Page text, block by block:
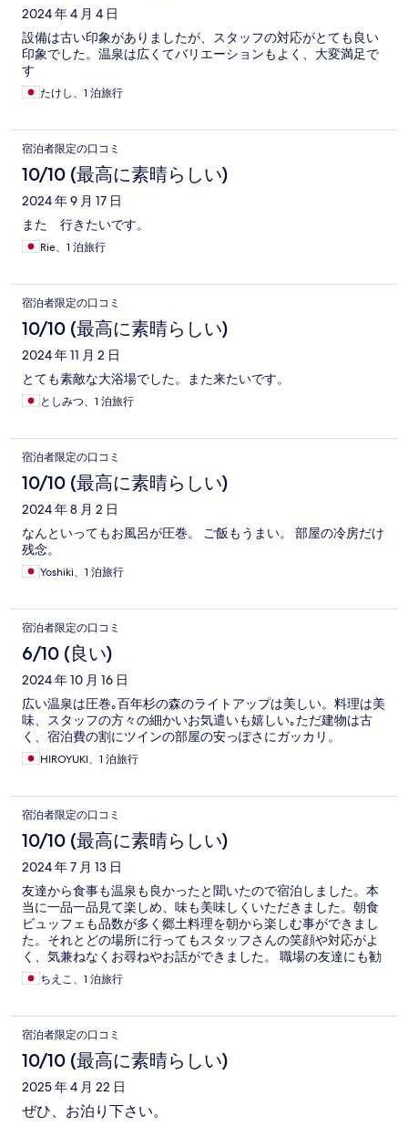
2024 年 4 月 4 日
設備は古い印象がありましたが、スタッフの対応がとても良い
印象でした。温泉は広くてバリエーションもよく、大変満足で
す
たけし、1 泊旅行
宿泊者限定の口コミ
10/10 (最高に素晴らしい)
2024 年 9 月 17 日
また 行きたいです。
Rie、1 泊旅行
宿泊者限定の口コミ
10/10 (最高に素晴らしい)
2024 年 11 月 2 日
とても素敵な大浴場でした。また来たいです。
としみつ、1 泊旅行
宿泊者限定の口コミ
10/10 (最高に素晴らしい)
2024 年 8 月 2 日
なんといってもお風呂が圧巻。 ご飯もうまい。 部屋の冷房だけ
残念。
Yoshiki、1 泊旅行
宿泊者限定の口コミ
6/10 (良い)
2024 年 10 月 16 日
広い温泉は圧巻｡百年杉の森のライトアップは美しい。料理は美
味、スタッフの方々の細かいお気遣いも嬉しい｡ただ建物は古
く、宿泊費の割にツインの部屋の安っぽさにガッカリ。
HIROYUKI、1 泊旅行
宿泊者限定の口コミ
10/10 (最高に素晴らしい)
2024 年 7 月 13 日
友達から食事も温泉も良かったと聞いたので宿泊しました。本
当に一品一品見て楽しめ、味も美味しくいただきました。朝食
ビュッフェも品数が多く郷土料理を朝から楽しむ事ができまし
た。それとどの場所に行ってもスタッフさんの笑顔や対応がよ
く、気兼ねなくお尋ねやお話ができました。 職場の友達にも勧
めました。次回は寒い時期に行こうと思います。有難うござい
ました。
ちえこ、1 泊旅行
宿泊者限定の口コミ
10/10 (最高に素晴らしい)
2025 年 4 月 22 日
ぜひ、お泊り下さい。